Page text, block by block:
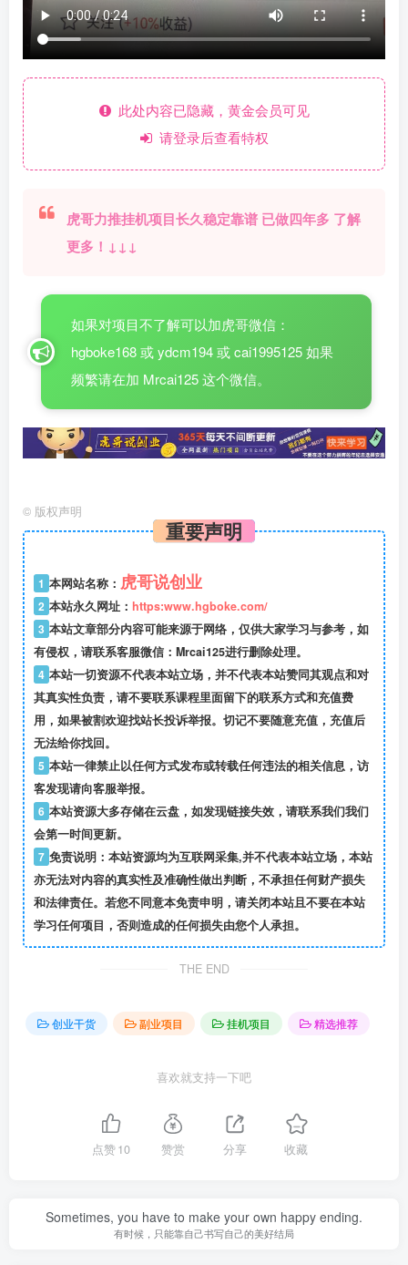
此处内容已隐藏，黄金会员可见
请登录后查看特权
虎哥力推挂机项目长久稳定靠谱 已做四年多 了解
更多！↓↓↓
如果对项目不了解可以加虎哥微信：
hgboke168 或 ydcm194 或 cai1995125 如果
频繁请在加 Mrcai125 这个微信。
© 版权声明
重要声明
1 本网站名称： 虎哥说创业
2 本站永久网址： https:www.hgboke.com/
3 本站文章部分内容可能来源于网络，仅供大家学习与参考，如
有侵权，请联系客服微信：Mrcai125进行删除处理。
4 本站一切资源不代表本站立场，并不代表本站赞同其观点和对
其真实性负责，请不要联系课程里面留下的联系方式和充值费
用，如果被割欢迎找站长投诉举报。切记不要随意充值，充值后
无法给你找回。
5 本站一律禁止以任何方式发布或转载任何违法的相关信息，访
客发现请向客服举报。
6 本站资源大多存储在云盘，如发现链接失效，请联系我们我们
会第一时间更新。
7 免责说明：本站资源均为互联网采集,并不代表本站立场，本站
亦无法对内容的真实性及准确性做出判断，不承担任何财产损失
和法律责任。若您不同意本免责申明，请关闭本站且不要在本站
学习任何项目，否则造成的任何损失由您个人承担。
THE END
创业干货 副业项目 挂机项目 精选推荐
喜欢就支持一下吧
点赞10 赞赏 分享 收藏
Sometimes, you have to make your own happy ending.
有时候，只能靠自己书写自己的美好结局